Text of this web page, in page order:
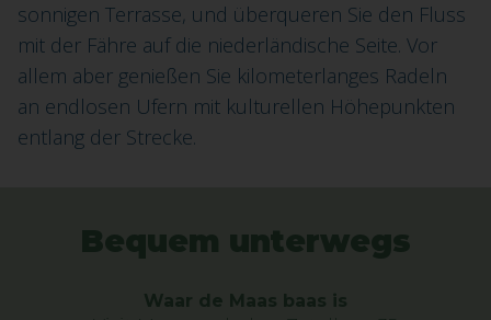
sonnigen Terrasse, und überqueren Sie den Fluss
mit der Fähre auf die niederländische Seite. Vor
allem aber genießen Sie kilometerlanges Radeln
an endlosen Ufern mit kulturellen Höhepunkten
entlang der Strecke.
Bequem unterwegs
Waar de Maas baas is